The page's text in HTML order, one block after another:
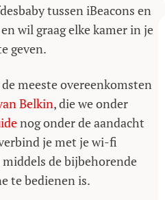
tussen iBeacons en
wil graag elke kamer in je
geven.
meeste overeenkomsten
Belkin, die we onder
nog onder de aandacht
je met je wi-fi
de bijbehorende
te bedienen is.